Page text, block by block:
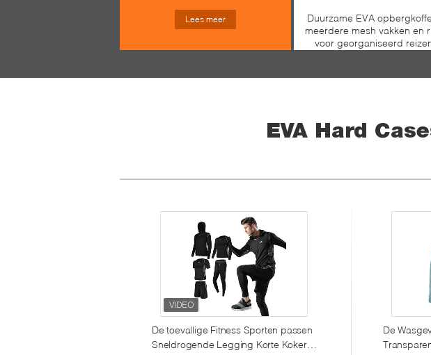
Lees meer
Duurzame EVA
meerdere mesh vakken en
voor georganiseerd
EVA Hard
De toevallige Fitness Sporten passen
Sneldrogende Legging Korte Koker
De